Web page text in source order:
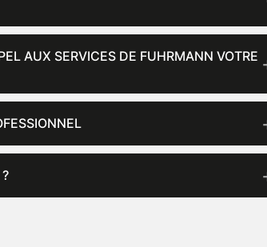
AUX SERVICES DE FUHRMANN VOTRE